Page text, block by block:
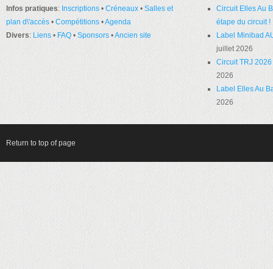
Infos pratiques: Inscriptions • Créneaux • Salles et
plan d\'accès • Compétitions •Agenda
Divers: Liens • FAQ • Sponsors •Ancien site
Circuit Elles Au
étape du circuit !
Label Minibad
juillet 2026
Circuit TRJ
2026
Label Elles Au
2026
Return to top of page